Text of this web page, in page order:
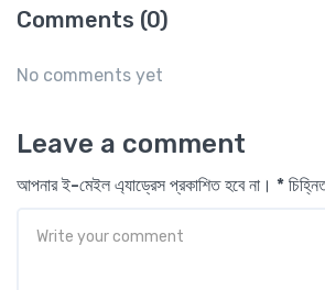
Comments (0)
No comments yet
Leave a comment
আপনার ই-মেইল এ্যাড্রেস প্রকাশিত হবে না। *